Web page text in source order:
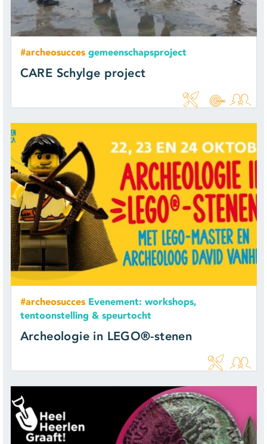
#archeosucces gemeenschapsproject
CARE Schylge project
#archeosucces Evenement: workshops,
tentoonstelling & speurtocht
Archeologie in LEGO®-stenen